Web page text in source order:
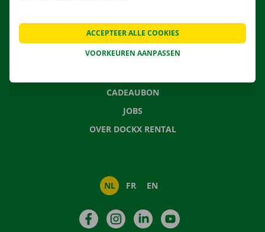
CONTACTEER ONS
VEELGESTELDE VRAGEN
CADEAUBON
JOBS
OVER DOCKX RENTAL
NL FR EN
FacebookInstagramLinkedIn
VOORKEUREN AANPASSEN
ACCEPTEER ALLE COOKIES